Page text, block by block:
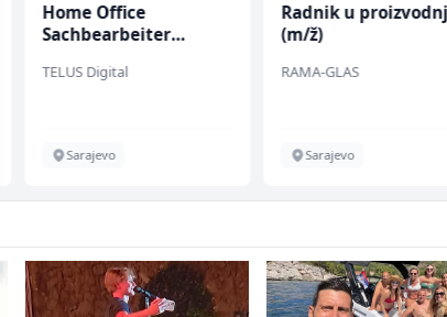
Home Office
Sachbearbeiter
bekannten deutschen
TELUS Digital
Sarajevo
Radnik u
(m/ž)
RAMA-GLAS
Sarajevo